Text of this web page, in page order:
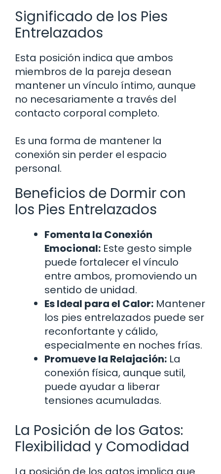
Significado de los Pies
Entrelazados
Esta posición indica que ambos
miembros de la pareja desean
mantener un vínculo íntimo, aunque
no necesariamente a través del
contacto corporal completo.
Es una forma de mantener la
conexión sin perder el espacio
personal.
Beneficios de Dormir con
los Pies Entrelazados
Fomenta la Conexión
Emocional: Este gesto simple
puede fortalecer el vínculo
entre ambos, promoviendo un
sentido de unidad.
Es Ideal para el Calor: Mantener
los pies entrelazados puede ser
reconfortante y cálido,
especialmente en noches frías.
Promueve la Relajación: La
conexión física, aunque sutil,
puede ayudar a liberar
tensiones acumuladas.
La Posición de los Gatos:
Flexibilidad y Comodidad